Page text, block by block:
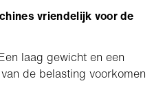
vriendelijk voor de
laag gewicht en een
de belasting voorkomen